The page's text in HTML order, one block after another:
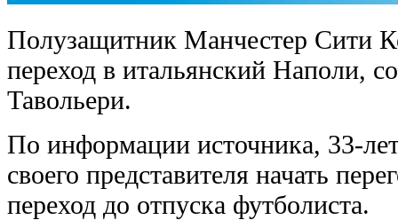
Полузащитник Манчестер Сити
переход в итальянский Наполи,
Тавольери.
По информации источника, 33-
своего представителя начать
переход до отпуска футболиста.